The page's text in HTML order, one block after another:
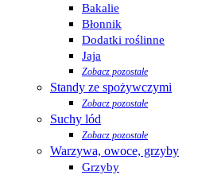
Bakalie
Błonnik
Dodatki roślinne
Jaja
Zobacz pozostałe
Standy ze spożywczymi
Zobacz pozostałe
Suchy lód
Zobacz pozostałe
Warzywa, owoce, grzyby
Grzyby